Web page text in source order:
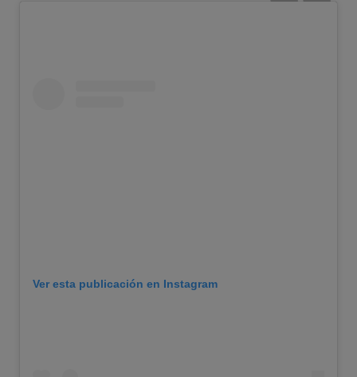
Ver esta publicación en Instagram